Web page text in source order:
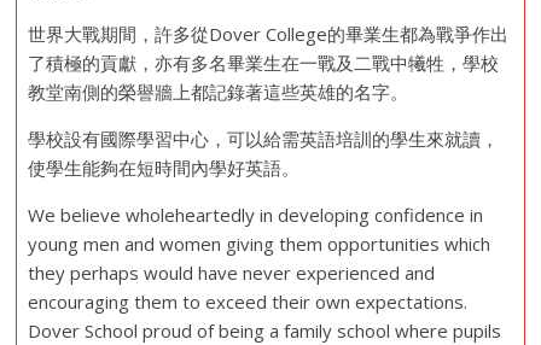
世界大戰期間，許多從Dover College的畢業生都為戰爭作出
了積極的貢獻，亦有多名畢業生在一戰及二戰中犧牲，學校
教堂南側的榮譽牆上都記錄著這些英雄的名字。
學校設有國際學習中心，可以給需英語培訓的學生來就讀，
使學生能夠在短時間內學好英語。
We believe wholeheartedly in developing confidence in
young men and women giving them opportunities which
they perhaps would have never experienced and
encouraging them to exceed their own expectations.
Dover School proud of being a family school where pupils